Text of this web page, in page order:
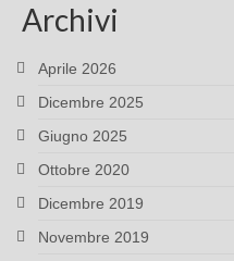
Archivi
Aprile 2026
Dicembre 2025
Giugno 2025
Ottobre 2020
Dicembre 2019
Novembre 2019